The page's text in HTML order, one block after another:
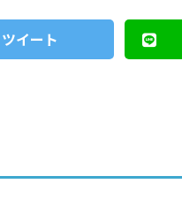
ツイート